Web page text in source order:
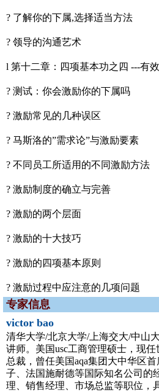
? 了解你的下属,选择适当方法
? 领导的沟通艺术
l 第十二章：四项基本功之四 ---有
? 测试：你会激励你的下属吗
? 激励常见的几种误区
? 马斯洛的”需求论”与激励要素
? 不同员工所适用的不同激励方法
? 激励制度的确立与完善
? 激励的两个层面
? 激励的十大技巧
? 激励的四项基本原则
? 激励过程中应注意的几项问题
专家信息
victor bao
清华大学/北京大学/上海交大/中山
讲师。美国usc工商管理硕士，现任
总裁，曾任美国aqa集团大中华区
子、法国施耐德等国际知名公司的
理、销售经理、市场总监等职位，